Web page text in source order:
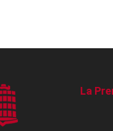
La